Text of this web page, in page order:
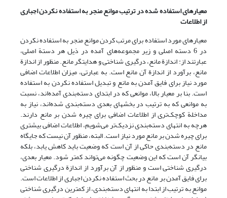
معیارهای استفاده شده در ترتیب موانع منجر به استفاده نکردن اجباری
از اطلاعات
معیارهای مورد استفاده برای مرتب کردن موانع منجر به استفاده نکردن
در 6 دسته اصلی و زیر مجموعه‌های آمده در ذیل هر دستة اصلی،
عبارتند از: اندازة مانع، درگیری شناختی و هدایتگر مانع. منظور از اندازة
مانع، برآورد از اندازة آن مانع است. به عبارتی، میزان اطلاعات اضافی
مورد نیاز برای فایق آمدن به مانع و تبدیل استفاده نکردن به استفاده
است. بنا بر معیار بالا، موانعی که در ابتدای دسته‌بندی آمده‌اند، نسبت
به موانعی که به ترتیب در بخشهای بعدی دسته‌بندی شده‌اند، نیاز به
مداخلة کوچک‌تری از اطلاعات اضافی برای چیره شدن بر مانع دارند.
هرچه به انتهای دسته‌بندی نزدیک‌تر می‌شویم، اطلاعات اضافی بیشتری
برای چیره شدن بر مانع مورد نیاز است. البته، منظور آن نیست که جایگاه
مانع در دسته‌بندی حاکی از آن است که وضعیت باید کاهش یابد، بلکه
بیانگر آن است که این وضعیت چگونه می‌تواند کمتر شود. معیار بعدی،
درگیری شناختی است و منظور از آن برآورد از اندازة درگیری شناختی
برای فایق آمدن بر مانع در بحث استفاده نکردن اجباری از اطلاعات است.
موانع به ترتیب از ابتدا به انتهای دسته‌بندی، از کمترین درگیری شناختی